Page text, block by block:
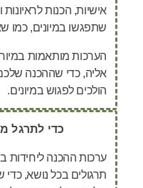
אישיות, הכנות
שתפגשו במיונים, כמו שאלון
הערכות מותאמות
אליה, כדי שההכנה
הולכים לפגוש במיונים.
כדי לתרגל
ערכות ההכנה ליחידות
תרגולים בכל נושא,